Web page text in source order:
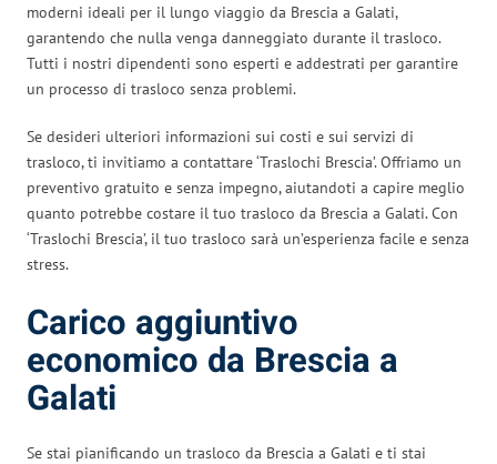
moderni ideali per il lungo viaggio da Brescia a Galati,
garantendo che nulla venga danneggiato durante il trasloco.
Tutti i nostri dipendenti sono esperti e addestrati per garantire
un processo di trasloco senza problemi.
Se desideri ulteriori informazioni sui costi e sui servizi di
trasloco, ti invitiamo a contattare ‘Traslochi Brescia’. Offriamo un
preventivo gratuito e senza impegno, aiutandoti a capire meglio
quanto potrebbe costare il tuo trasloco da Brescia a Galati. Con
‘Traslochi Brescia’, il tuo trasloco sarà un’esperienza facile e senza
stress.
Carico aggiuntivo
economico da Brescia a
Galati
Se stai pianificando un trasloco da Brescia a Galati e ti stai